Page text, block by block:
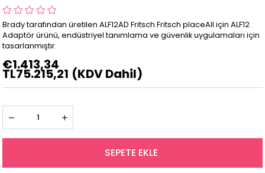
Brady tarafından üretilen ALF12AD Fritsch Fritsch placeAll için ALF12
Adaptör ürünü, endüstriyel tanımlama ve güvenlik uygulamaları için
tasarlanmıştır.
€1.413,34
TL75.215,21 (KDV Dahil)